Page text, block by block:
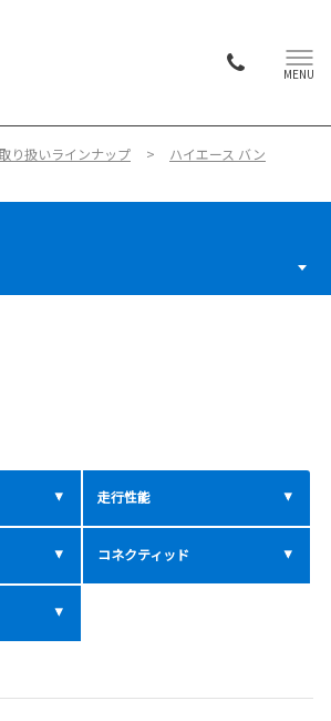
MENU
り扱いラインナップ
ハイエース バン
走行性能
コネクティッド